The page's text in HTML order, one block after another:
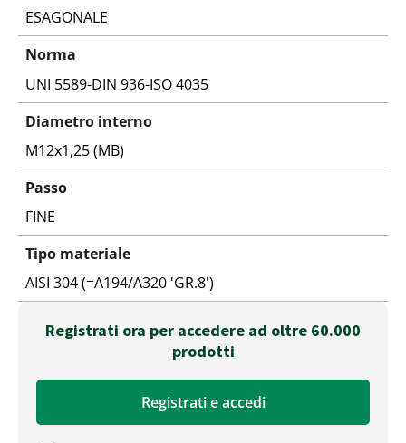
ESAGONALE
Norma
UNI 5589-DIN 936-ISO 4035
Diametro interno
M12x1,25 (MB)
Passo
FINE
Tipo materiale
AISI 304 (=A194/A320 'GR.8')
Registrati ora per accedere ad oltre 60.000
prodotti
Registrati e accedi